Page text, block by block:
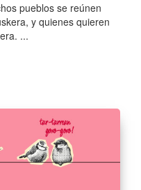
pueblos se reúnen
y quienes quieren
...